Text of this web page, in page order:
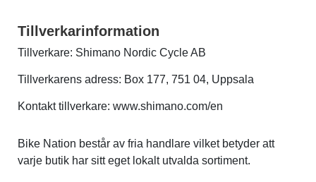
Tillverkarinformation
Tillverkare: Shimano Nordic Cycle AB
Tillverkarens adress: Box 177, 751 04, Uppsala
Kontakt tillverkare: www.shimano.com/en
Bike Nation består av fria handlare vilket betyder att
varje butik har sitt eget lokalt utvalda sortiment.